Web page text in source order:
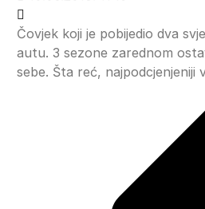
Čovjek koji je pobijedio dva
autu. 3 sezone zarednom
sebe. Šta reć, najpodcjenjeniji